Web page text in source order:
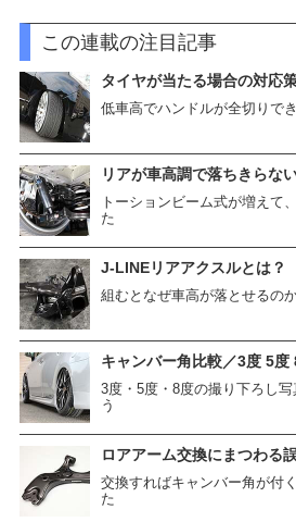
この連載の注目記事
タイヤが当たる場合の対応
低車高でハンドルが全切りで
リアが車高調で落ちきらな
トーションビーム式が増えて
た
J-LINEリアアクスルとは？
組むとなぜ車高が落とせるの
キャンバー角比較／3度 5度
3度・5度・8度の撮り下ろし
う
ロアアーム交換にまつわる
交換すればキャンバー角が付
た